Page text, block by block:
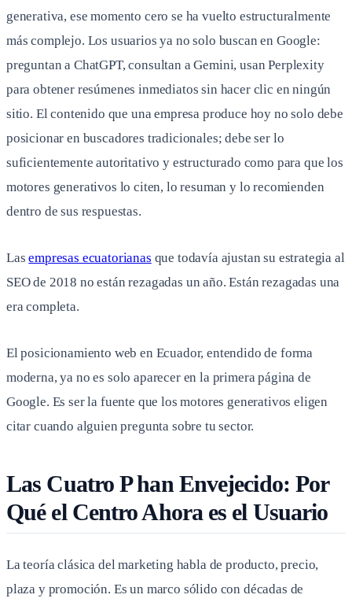
generativa, ese momento cero se ha vuelto estructuralmente
más complejo. Los usuarios ya no solo buscan en Google:
preguntan a ChatGPT, consultan a Gemini, usan Perplexity
para obtener resúmenes inmediatos sin hacer clic en ningún
sitio. El contenido que una empresa produce hoy no solo debe
posicionar en buscadores tradicionales; debe ser lo
suficientemente autoritativo y estructurado como para que los
motores generativos lo citen, lo resuman y lo recomienden
dentro de sus respuestas.
Lasempresas ecuatorianas que todavía ajustan su estrategia al
SEO de 2018 no están rezagadas un año. Están rezagadas una
era completa.
El posicionamiento web en Ecuador, entendido de forma
moderna, ya no es solo aparecer en la primera página de
Google. Es ser la fuente que los motores generativos eligen
citar cuando alguien pregunta sobre tu sector.
Las Cuatro P han Envejecido: Por
Qué el Centro Ahora es el Usuario
La teoría clásica del marketing habla de producto, precio,
plaza y promoción. Es un marco sólido con décadas de